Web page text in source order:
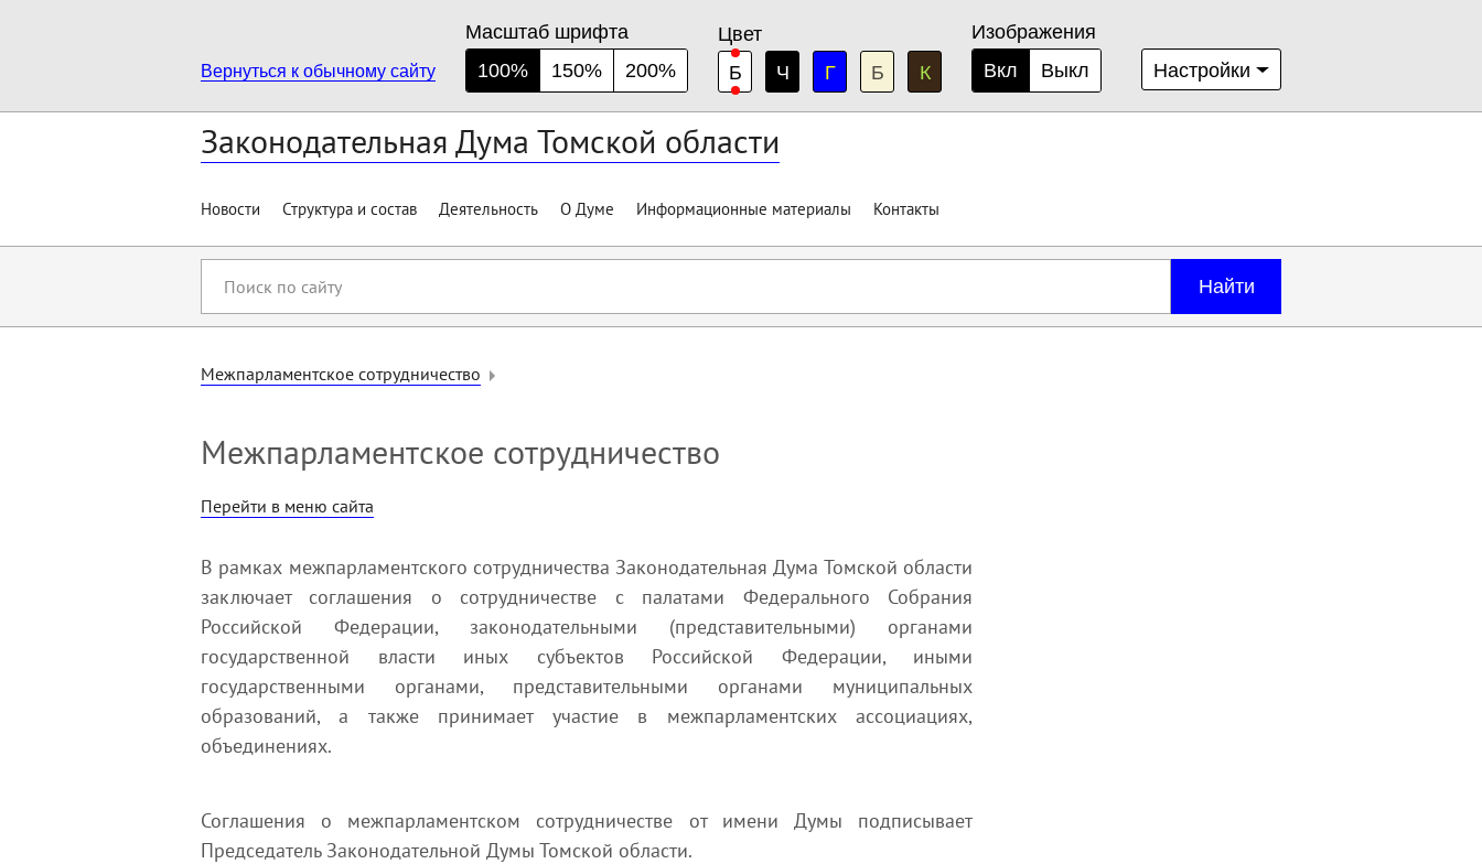
Вернуться к обычному сайту
Масштаб шрифта
100%
150% 200%
Цвет
Б
Ч Г Б К
Изображения
Вкл
Выкл Настройки
Законодательная Дума Томской области
Новости Структура и состав Деятельность О Думе Информационные материалы Контакты
сайту
Найти
Межпарламентское сотрудничество
Межпарламентское сотрудничество
Перейти в меню сайта
В рамках межпарламентского сотрудничества Законодательная Дума Томской области
заключает соглашения о сотрудничестве с палатами Федерального Собрания
Российской Федерации, законодательными (представительными) органами
государственной власти иных субъектов Российской Федерации, иными
государственными органами, представительными органами муниципальных
образований, а также принимает участие в межпарламентских ассоциациях,
объединениях.
Соглашения о межпарламентском сотрудничестве от имени Думы подписывает
Председатель Законодательной Думы Томской области.